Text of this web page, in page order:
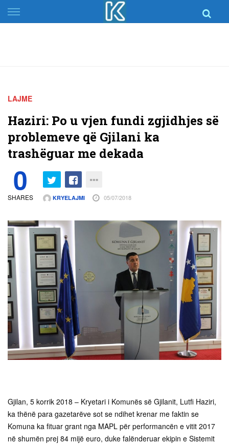
Skip
to
LAJME
Haziri: Po u vjen fundi zgjidhjes së
problemeve që Gjilani ka
trashëguar me dekada
0
SHARES KRYELAJMI 05/07/2018
Gjilan, 5 korrik 2018 – Kryetari i Komunës së Gjilanit, Lutfi Haziri,
ka thënë para gazetarëve sot se ndihet krenar me faktin se
Komuna ka fituar grant nga MAPL për performancën e vitit 2017
në shumën prej 84 mijë euro, duke falënderuar ekipin e Sistemit